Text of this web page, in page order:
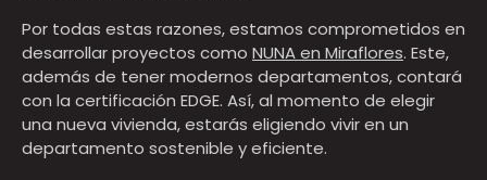
Por todas estas razones, estamos comprometidos en
desarrollar proyectos como NUNA en Miraflores. Este,
además de tener modernos departamentos, contará
con la certificación EDGE. Así, al momento de elegir
una nueva vivienda, estarás eligiendo vivir en un
departamento sostenible y eficiente.